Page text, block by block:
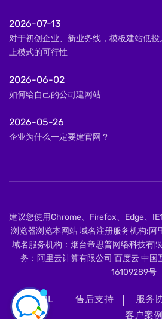
2026-07-13
对于初创企业、新业务线，模板建站低
上模式的可行性
2026-06-02
如何给自己的公司建网站
2026-05-26
企业为什么一定要建官网？
建议您使用Chrome、Firefox、Edge、
浏览器浏览本网站 域名注册服务机构:阿
域名服务机构：烟台帝思普网络科技有
务：阿里云计算有限公司 百度云 中国
16109289号
XML 售后支持 服务
客户案例